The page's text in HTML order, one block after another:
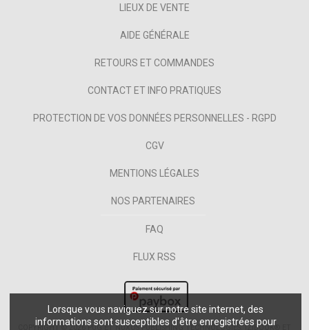
Lorsque vous naviguez sur notre site internet, des
informations sont susceptibles d'être enregistrées pour
LIEUX DE VENTE
AIDE GÉNÉRALE
RETOURS ET COMMANDES
CONTACT ET INFO PRATIQUES
PROTECTION DE VOS DONNÉES PERSONNELLES - RGPD
CGV
MENTIONS LÉGALES
NOS PARTENAIRES
FAQ
FLUX RSS
COPYRIGHT © 2026 PUG ET NUXOS PUBLISHING TECHNOLOGIES. IZIBOOK®